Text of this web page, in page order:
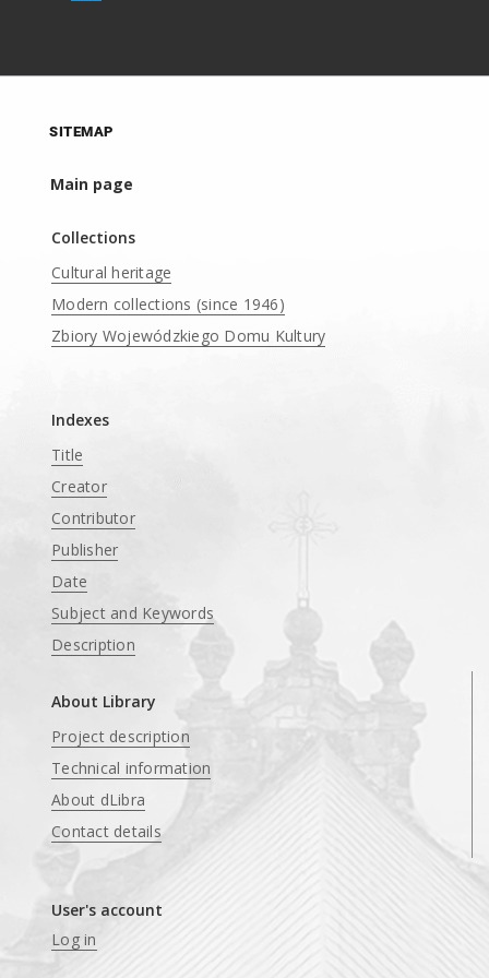
SITEMAP
Main page
Collections
Cultural heritage
Modern collections (since 1946)
Zbiory Wojewódzkiego Domu Kultury
Indexes
Title
Creator
Contributor
Publisher
Date
Subject and Keywords
Description
About Library
Project description
Technical information
About dLibra
Contact details
User's account
Log in